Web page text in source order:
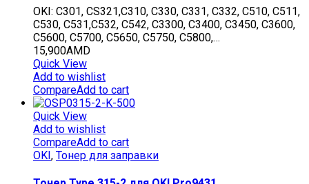
OKI: C301, CS321,C310, C330, C331, C332, C510, C511,
C530, C531,C532, C542, C3300, C3400, C3450, C3600,
C5600, C5700, C5650, C5750, C5800,…
15,900AMD
Quick View
Add to wishlist
CompareAdd to cart
Quick View
Add to wishlist
CompareAdd to cart
OKI, Тонер для заправки